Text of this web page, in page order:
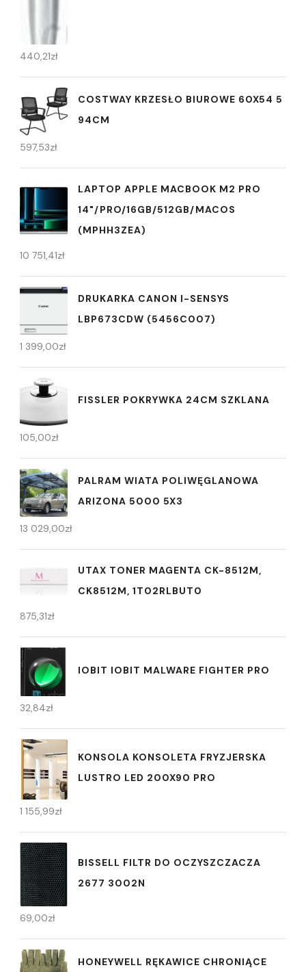
440,21zł
COSTWAY KRZESŁO BIUROWE 60X54 5
94CM
597,53zł
LAPTOP APPLE MACBOOK M2 PRO
14"/PRO/16GB/512GB/MACOS
(MPHH3ZEA)
10 751,41zł
DRUKARKA CANON I-SENSYS
LBP673CDW (5456C007)
1 399,00zł
FISSLER POKRYWKA 24CM SZKLANA
105,00zł
PALRAM WIATA POLIWĘGLANOWA
ARIZONA 5000 5X3
13 029,00zł
UTAX TONER MAGENTA CK-8512M,
CK8512M, 1T02RLBUT0
875,31zł
IOBIT IOBIT MALWARE FIGHTER PRO
32,84zł
KONSOLA KONSOLETA FRYZJERSKA
LUSTRO LED 200X90 PRO
1 155,99zł
BISSELL FILTR DO OCZYSZCZACZA
2677 3002N
69,00zł
HONEYWELL RĘKAWICE CHRONIĄCE